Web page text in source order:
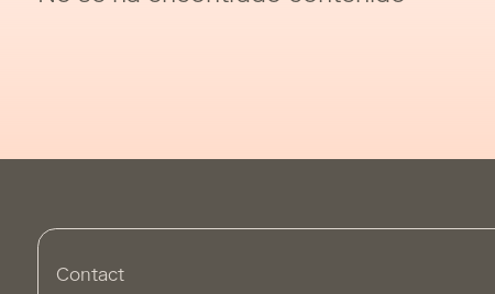
Contact